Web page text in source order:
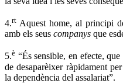
4.rt Aquest home, al principi
amb els seus companys que
5.è “És sensible, en efecte,
de desaparèixer ràpidament
la dependència del assalariat”.